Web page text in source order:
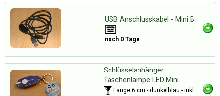
USB Anschlusskabel - Mini B
noch 0 Tage
Schlüsselanhänger
Taschenlampe LED Mini
Länge 6 cm - dunkelblau - inkl.